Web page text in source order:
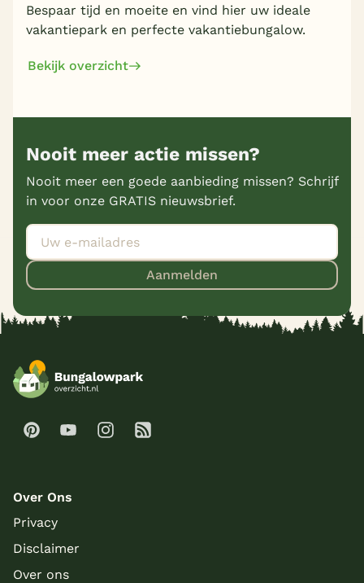
Bespaar tijd en moeite en vind hier uw ideale
vakantiepark en perfecte vakantiebungalow.
Bekijk overzicht
Nooit meer actie missen?
Nooit meer een goede aanbieding missen? Schrijf
in voor onze GRATIS nieuwsbrief.
Aanmelden
Over Ons
Privacy
Disclaimer
Over ons